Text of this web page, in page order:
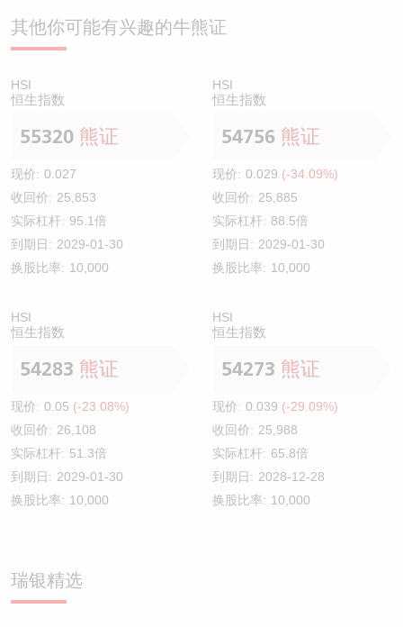
其他你可能有兴趣的牛熊证
HSI
恒生指数
55320 熊证
现价: 0.027
收回价: 25,853
实际杠杆: 95.1倍
到期日: 2029-01-30
换股比率: 10,000
HSI
恒生指数
54756 熊证
现价: 0.029 (-34.09%)
收回价: 25,885
实际杠杆: 88.5倍
到期日: 2029-01-30
换股比率: 10,000
HSI
恒生指数
54283 熊证
现价: 0.05 (-23.08%)
收回价: 26,108
实际杠杆: 51.3倍
到期日: 2029-01-30
换股比率: 10,000
HSI
恒生指数
54273 熊证
现价: 0.039 (-29.09%)
收回价: 25,988
实际杠杆: 65.8倍
到期日: 2028-12-28
换股比率: 10,000
瑞银精选